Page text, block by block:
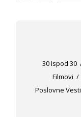
30 Ispod 30
Filmovi
Poslovne Vesti